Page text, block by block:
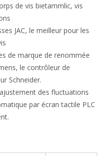
de vis bietammlic, vis
JAC, le meilleur pour les
de marque de renommée
le contrôleur de
Schneider.
des fluctuations
par écran tactile PLC